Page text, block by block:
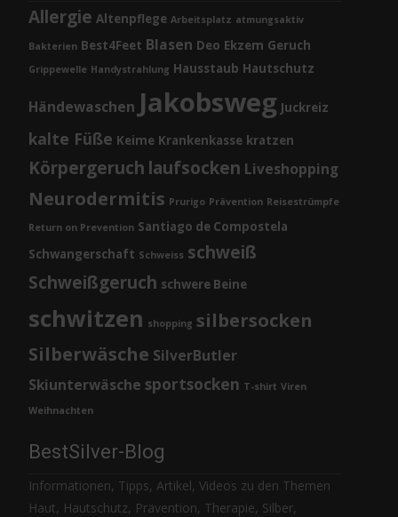
Allergie Altenpflege Arbeitsplatz atmungsaktiv
Bakterien Best4Feet Blasen Deo Ekzem Geruch
Grippewelle Handystrahlung Hausstaub Hautschutz
Händewaschen Jakobsweg Juckreiz
kalte Füße Keime Krankenkasse kratzen
Körpergeruch laufsocken Liveshopping
Neurodermitis Prurigo Prävention Reisestrümpfe
Return on Prevention Santiago de Compostela
Schwangerschaft Schweiss schweiß
Schweißgeruch schwere Beine
schwitzen shopping silbersocken
Silberwäsche SilverButler
Skiunterwäsche sportsocken T-shirt Viren
Weihnachten
BestSilver-Blog
Informationen, Tipps, Artikel, Videos zu den Themen
Haut, Hautschutz, Prävention, Therapie, Silber,